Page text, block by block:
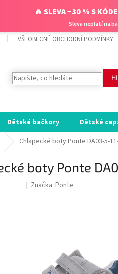
VŠEOBECNÉ OBCHODNÍ PODMÍNKY
Dětské bačkory Dětské
Chlapecké boty Ponte DA03-5-
boty Ponte
Značka: Ponte
🔥 SLEVA −30 % S
Sleva neplatí na